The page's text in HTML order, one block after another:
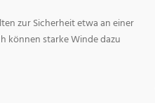
zur Sicherheit etwa an einer
können starke Winde dazu